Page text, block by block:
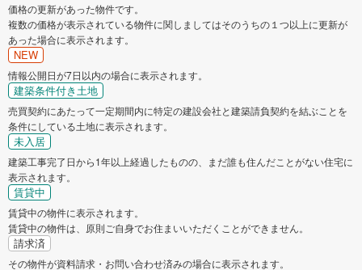
価格の更新があった物件です。
複数の価格が表示されている物件に関しましてはそのうちの１つ以上に更新が
あった場合に表示されます。
NEW
情報公開日が7日以内の場合に表示されます。
建築条件付き土地
売買契約にあたって一定期間内に特定の建設会社と建築請負契約を結ぶことを
条件にしている土地に表示されます。
未入居
建築工事完了日から1年以上経過したものの、まだ誰も住んだことがない住宅に
表示されます。
賃貸中
賃貸中の物件に表示されます。
賃貸中の物件は、原則ご自身でお住まいいただくことができません。
請求済
その物件が資料請求・お問い合わせ済みの場合に表示されます。